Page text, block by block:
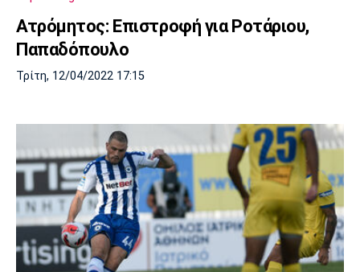
Ατρόμητος: Επιστροφή για Ροτάριου,
Παπαδόπουλο
Τρίτη, 12/04/2022 17:15